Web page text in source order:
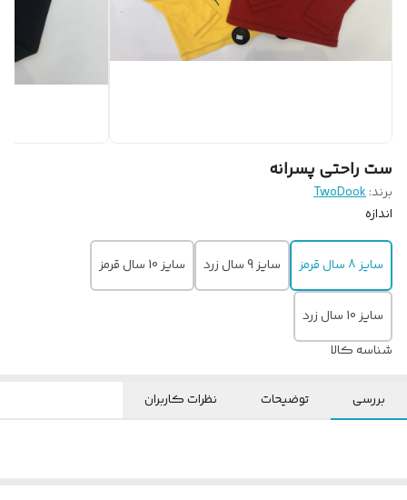
ست راحتی پسرانه
برند:TwoDook
اندازه
سایز 8 سال قرمز سایز 9 سال زرد سایز 10 سال قرمز
سایز 10 سال زرد
شناسه کالا
بررسی توضیحات نظرات کاربران